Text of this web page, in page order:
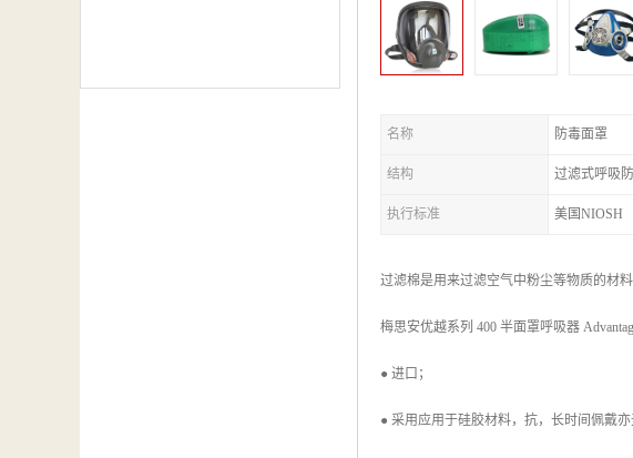
名称 防毒面罩
结构 过滤式呼吸
执行标准 美国NIOSH
过滤棉是用来过滤空气中粉尘等物质的材
梅思安优越系列 400 半面罩呼吸器
● 进口；
● 采用应用于硅胶材料，抗，长时间佩戴亦